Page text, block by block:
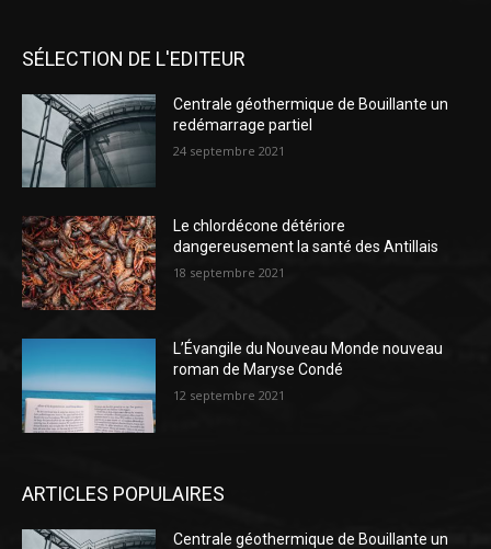
SÉLECTION DE L'EDITEUR
Centrale géothermique de Bouillante un
redémarrage partiel
24 septembre 2021
Le chlordécone détériore
dangereusement la santé des Antillais
18 septembre 2021
L’Évangile du Nouveau Monde nouveau
roman de Maryse Condé
12 septembre 2021
ARTICLES POPULAIRES
Centrale géothermique de Bouillante un